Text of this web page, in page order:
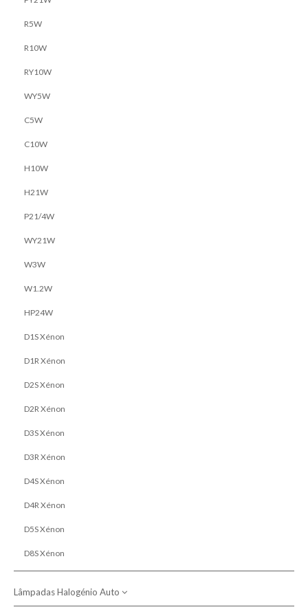
R5W
R10W
RY10W
WY5W
C5W
C10W
H10W
H21W
P21/4W
WY21W
W3W
W1.2W
HP24W
D1S Xénon
D1R Xénon
D2S Xénon
D2R Xénon
D3S Xénon
D3R Xénon
D4S Xénon
D4R Xénon
D5S Xénon
D8S Xénon
Lâmpadas Halogénio Auto